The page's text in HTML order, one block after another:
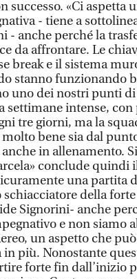
successo. «Ci aspetta
- tiene a
- anche perché la
da affrontare. Le
break e il sistema
stanno funzionando
uno dei nostri punti di
settimane intense, con
tre giorni, ma la
bene sia dal
in allenamento.
conclude quindi
una partita
della
Signorini- anche
e non siamo
un aspetto che
più. Nonostante
forte fin dall’inizio